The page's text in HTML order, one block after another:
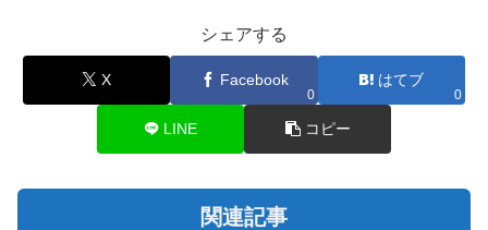
シェアする
X Facebook
0
はてブ
0
LINE コピー
関連記事